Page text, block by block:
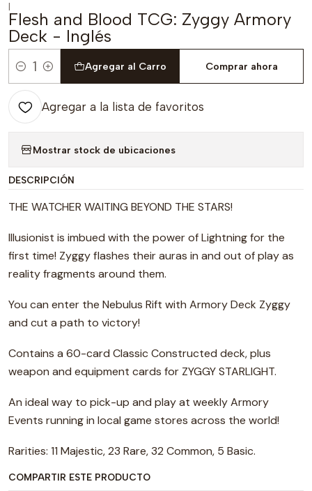
|
Flesh and Blood TCG: Zyggy Armory
Deck - Inglés
Cantidad
Agregar al Carro Comprar ahora
Agregar a la lista de favoritos
Mostrar stock de ubicaciones
DESCRIPCIÓN
THE WATCHER WAITING BEYOND THE STARS!
Illusionist is imbued with the power of Lightning for the
first time! Zyggy flashes their auras in and out of play as
reality fragments around them.
You can enter the Nebulus Rift with Armory Deck Zyggy
and cut a path to victory!
Contains a 60-card Classic Constructed deck, plus
weapon and equipment cards for ZYGGY STARLIGHT.
An ideal way to pick-up and play at weekly Armory
Events running in local game stores across the world!
Rarities: 11 Majestic, 23 Rare, 32 Common, 5 Basic.
COMPARTIR ESTE PRODUCTO